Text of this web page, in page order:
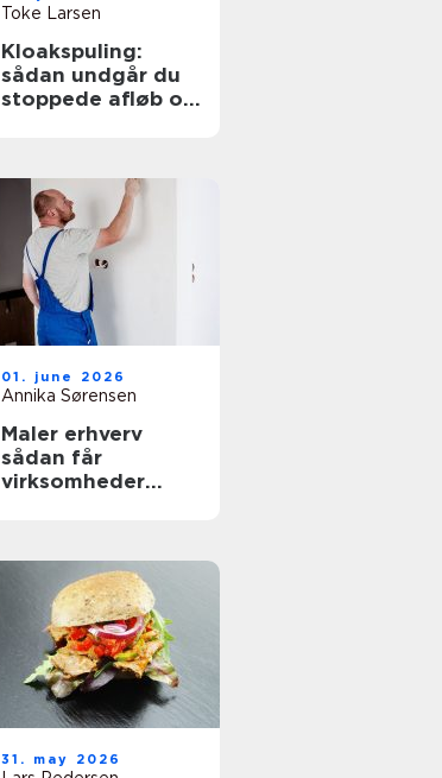
Toke Larsen
Kloakspuling:
sådan undgår du
stoppede afløb og
01. june 2026
Annika Sørensen
Maler erhverv
sådan får
virksomheder
31. may 2026